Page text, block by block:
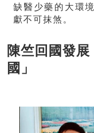
缺醫少藥的大環
獻不可抹煞。
陳竺回國發
國」